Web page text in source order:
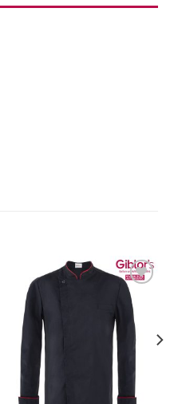
Aggiungi
alla lista
dei
desideri